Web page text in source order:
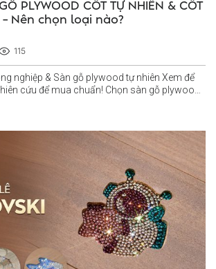
PLYWOOD CỐT TỰ NHIÊN & CỐT
– Nên chọn loại nào?
115
nghiệp & Sàn gỗ plywood tự nhiên Xem để
cứu để mua chuẩn! Chọn sàn gỗ plywood